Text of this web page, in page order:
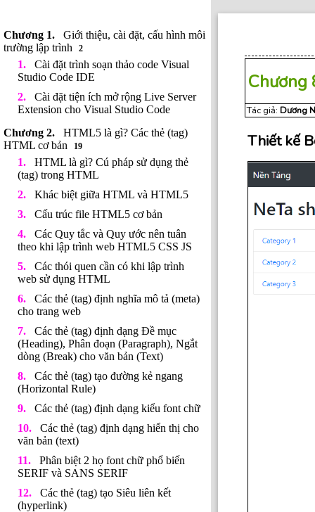
Giới thiệu, cài đặt, cấu hình môi
trường lập trình
2
Cài đặt trình soạn thảo code Visual
Studio Code IDE
Cài đặt tiện ích mở rộng Live Server
Extension cho Visual Studio Code
HTML5 là gì? Các thẻ (tag)
HTML cơ bản
19
HTML là gì? Cú pháp sử dụng thẻ
(tag) trong HTML
Khác biệt giữa HTML và HTML5
Cấu trúc file HTML5 cơ bản
Các Quy tắc và Quy ước nên tuân
theo khi lập trình web HTML5 CSS JS
Các thói quen cần có khi lập trình
web sử dụng HTML
Các thẻ (tag) định nghĩa mô tả (meta)
cho trang web
Các thẻ (tag) định dạng Đề mục
(Heading), Phân đoạn (Paragraph), Ngắt
dòng (Break) cho văn bản (Text)
Các thẻ (tag) tạo đường kẻ ngang
(Horizontal Rule)
Các thẻ (tag) định dạng kiểu font chữ
Các thẻ (tag) định dạng hiển thị cho
văn bản (text)
Phân biệt 2 họ font chữ phổ biến
SERIF và SANS SERIF
Các thẻ (tag) tạo Siêu liên kết
(hyperlink)
Chương
Tác giả: Dương
Thiết kế